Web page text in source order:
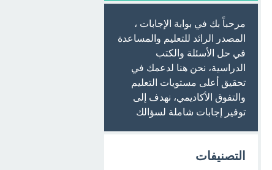
مرحباً بك في بوابة الإجابات ،
المصدر الرائد للتعليم والمساعدة
في حل الأسئلة والكتب
الدراسية، نحن هنا لدعمك في
تحقيق أعلى مستويات التعليم
والتفوق الأكاديمي، نهدف إلى
توفير إجابات شاملة لسؤالك
التصنيفات